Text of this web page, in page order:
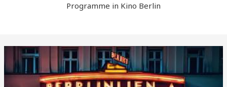
Programme in Kino Berlin